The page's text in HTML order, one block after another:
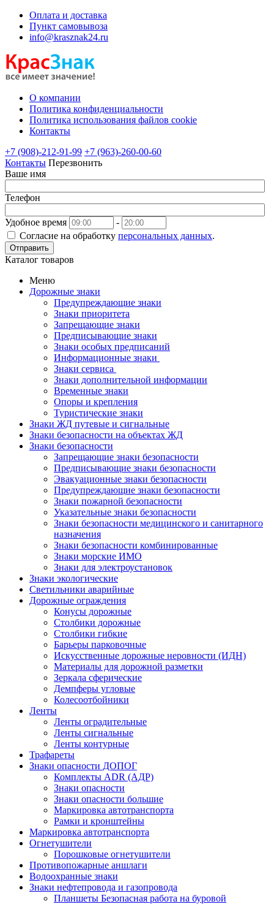
Оплата и доставка
Пункт самовывоза
info@krasznak24.ru
О компании
Политика конфиденциальности
Политика использования файлов cookie
Контакты
+7 (908)-212-91-99 +7 (963)-260-00-60
Контакты Перезвонить
Ваше имя
Телефон
Удобное время
-
Согласие на обработку персональных данных.
Отправить
Каталог товаров
Меню
Дорожные знаки
Предупреждающие знаки
Знаки приоритета
Запрещающие знаки
Предписывающие знаки
Знаки особых предписаний
Информационные знаки
Знаки сервиса
Знаки дополнительной информации
Временные знаки
Опоры и крепления
Туристические знаки
Знаки ЖД путевые и сигнальные
Знаки безопасности на объектах ЖД
Знаки безопасности
Запрещающие знаки безопасности
Предписывающие знаки безопасности
Эвакуационные знаки безопасности
Предупреждающие знаки безопасности
Знаки пожарной безопасности
Указательные знаки безопасности
Знаки безопасности медицинского и санитарного
назначения
Знаки безопасности комбинированные
Знаки морские ИМО
Знаки для электроустановок
Знаки экологические
Светильники аварийные
Дорожные ограждения
Конусы дорожные
Столбики дорожные
Столбики гибкие
Барьеры парковочные
Искусственные дорожные неровности (ИДН)
Материалы для дорожной разметки
Зеркала сферические
Демпферы угловые
Колесоотбойники
Ленты
Ленты оградительные
Ленты сигнальные
Ленты контурные
Трафареты
Знаки опасности ДОПОГ
Комплекты ADR (АДР)
Знаки опасности
Знаки опасности большие
Маркировка автотранспорта
Рамки и кронштейны
Маркировка автотранспорта
Огнетушители
Порошковые огнетушители
Противопожарные аншлаги
Водоохранные знаки
Знаки нефтепровода и газопровода
Планшеты Безопасная работа на буровой